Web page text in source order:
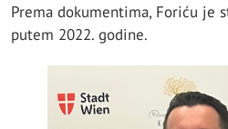
Prema dokumentima, Foriću je
putem 2022. godine.